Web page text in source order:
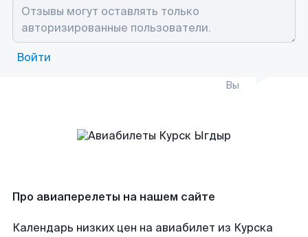
Войти
Вы
Про авиаперелеты на нашем сайте
Календарь низких цен на авиабилет из Курска